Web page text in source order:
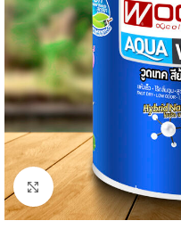
Click to enlarge